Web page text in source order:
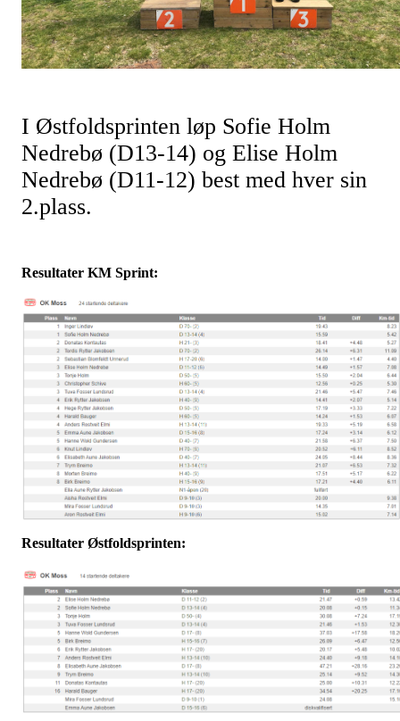
I Østfoldsprinten løp Sofie Holm
Nedrebø (D13-14) og Elise Holm
Nedrebø (D11-12) best med hver sin
2.plass.
Resultater KM Sprint:
Resultater Østfoldsprinten: